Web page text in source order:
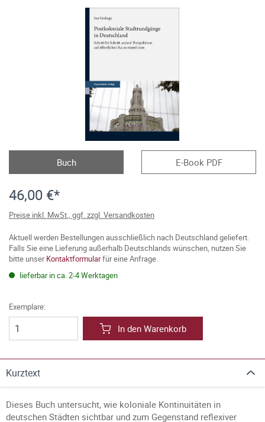
Buch E-Book PDF
46,00 €*
Preise inkl. MwSt., ggf. zzgl. Versandkosten
Aktuell werden Bestellungen ausschließlich nach Deutschland geliefert.
Falls Sie eine Lieferung außerhalb Deutschlands wünschen, nutzen Sie
bitte unserKontaktformularfür eine Anfrage.
lieferbar in ca. 2-4 Werktagen
Exemplare:
In den Warenkorb
Kurztext
Dieses Buch untersucht, wie koloniale Kontinuitäten in
deutschen Städten sichtbar und zum Gegenstand reflexiver